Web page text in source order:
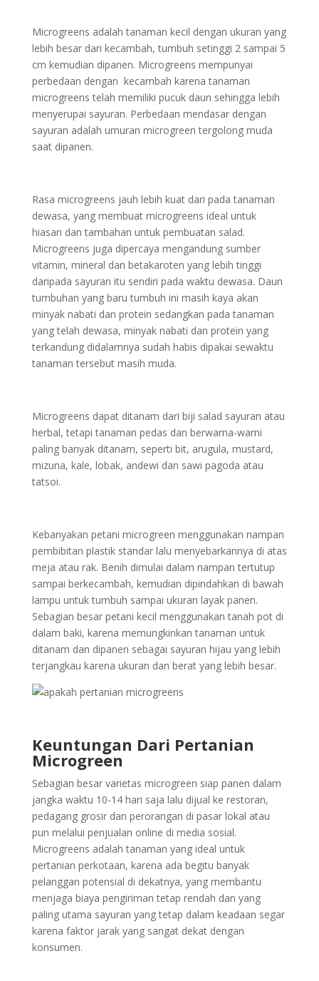
Microgreens adalah tanaman kecil dengan ukuran yang
lebih besar dari kecambah, tumbuh setinggi 2 sampai 5
cm kemudian dipanen. Microgreens mempunyai
perbedaan dengan kecambah karena tanaman
microgreens telah memiliki pucuk daun sehingga lebih
menyerupai sayuran. Perbedaan mendasar dengan
sayuran adalah umuran microgreen tergolong muda
saat dipanen.
Rasa microgreens jauh lebih kuat dari pada tanaman
dewasa, yang membuat microgreens ideal untuk
hiasan dan tambahan untuk pembuatan salad.
Microgreens juga dipercaya mengandung sumber
vitamin, mineral dan betakaroten yang lebih tinggi
daripada sayuran itu sendiri pada waktu dewasa. Daun
tumbuhan yang baru tumbuh ini masih kaya akan
minyak nabati dan protein sedangkan pada tanaman
yang telah dewasa, minyak nabati dan protein yang
terkandung didalamnya sudah habis dipakai sewaktu
tanaman tersebut masih muda.
Microgreens dapat ditanam dari biji salad sayuran atau
herbal, tetapi tanaman pedas dan berwarna-warni
paling banyak ditanam, seperti bit, arugula, mustard,
mizuna, kale, lobak, andewi dan sawi pagoda atau
tatsoi.
Kebanyakan petani microgreen menggunakan nampan
pembibitan plastik standar lalu menyebarkannya di atas
meja atau rak. Benih dimulai dalam nampan tertutup
sampai berkecambah, kemudian dipindahkan di bawah
lampu untuk tumbuh sampai ukuran layak panen.
Sebagian besar petani kecil menggunakan tanah pot di
dalam baki, karena memungkinkan tanaman untuk
ditanam dan dipanen sebagai sayuran hijau yang lebih
terjangkau karena ukuran dan berat yang lebih besar.
Keuntungan Dari Pertanian
Microgreen
Sebagian besar varietas microgreen siap panen dalam
jangka waktu 10-14 hari saja lalu dijual ke restoran,
pedagang grosir dan perorangan di pasar lokal atau
pun melalui penjualan online di media sosial.
Microgreens adalah tanaman yang ideal untuk
pertanian perkotaan, karena ada begitu banyak
pelanggan potensial di dekatnya, yang membantu
menjaga biaya pengiriman tetap rendah dan yang
paling utama sayuran yang tetap dalam keadaan segar
karena faktor jarak yang sangat dekat dengan
konsumen.